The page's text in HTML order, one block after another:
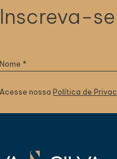
Inscreva-
Acesse nossa Política de